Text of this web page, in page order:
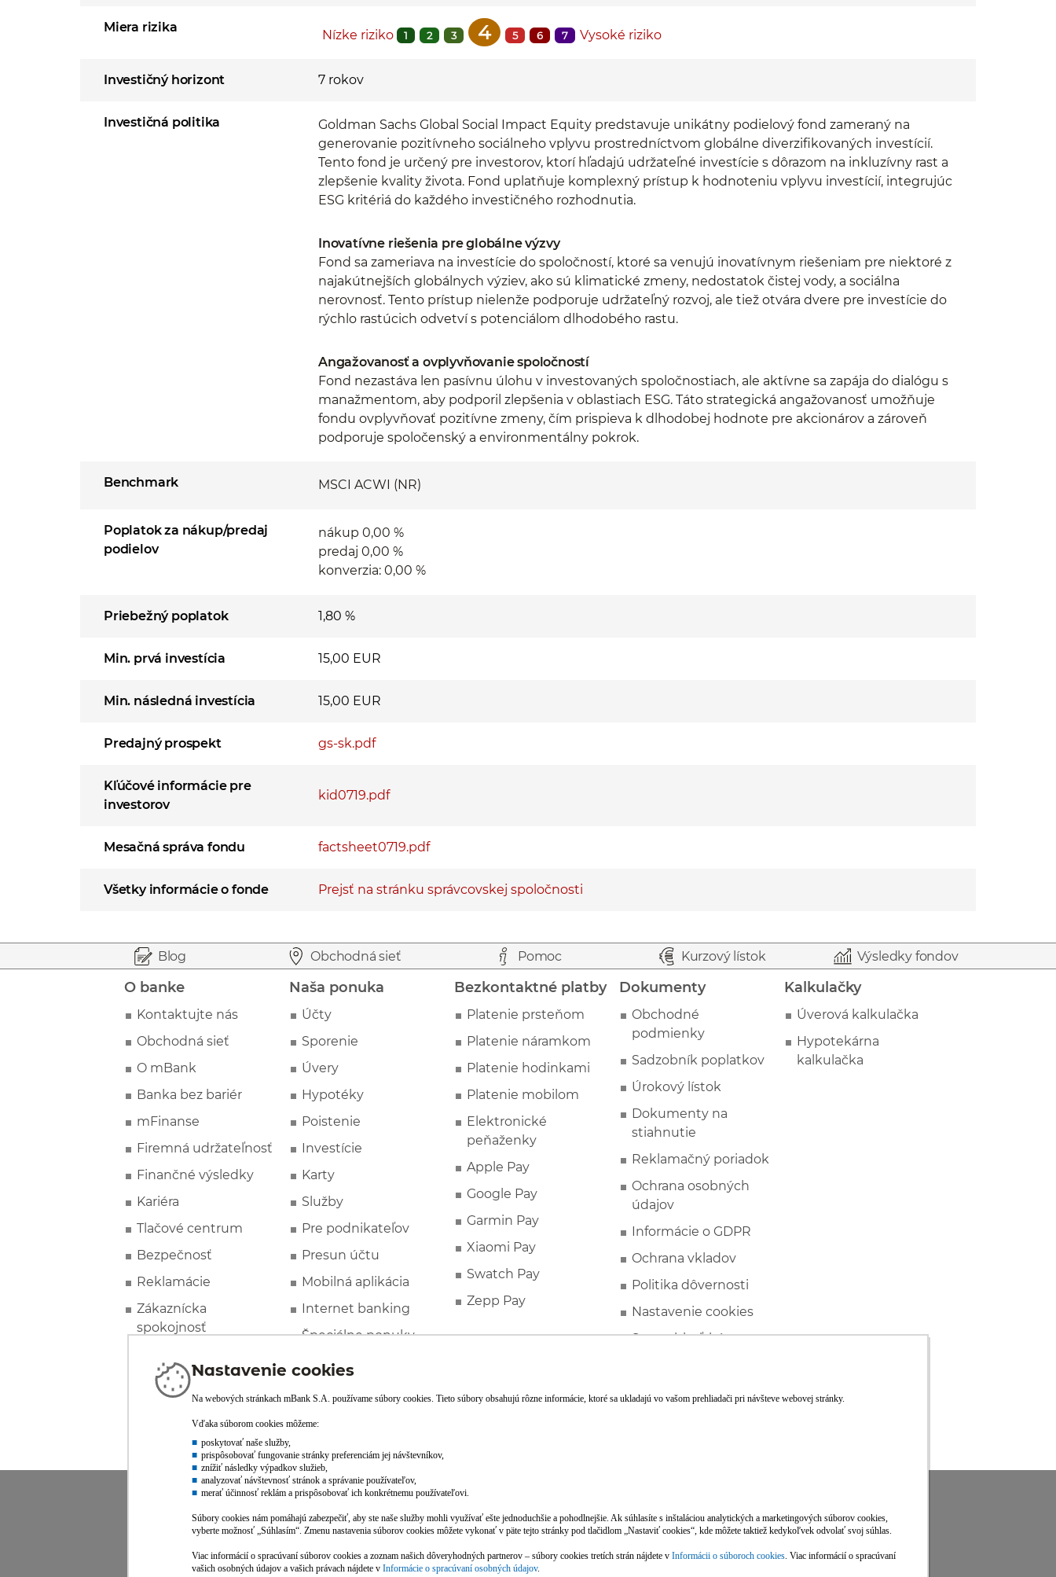
Miera rizika
Nízke riziko 1 2 3 4 5 6 7 Vysoké riziko
Investičný horizont 7 rokov
Investičná politika
Goldman Sachs Global Social Impact Equity predstavuje unikátny podielový fond zameraný na
generovanie pozitívneho sociálneho vplyvu prostredníctvom globálne diverzifikovaných investícií.
Tento fond je určený pre investorov, ktorí hľadajú udržateľné investície s dôrazom na inkluzívny rast a
zlepšenie kvality života. Fond uplatňuje komplexný prístup k hodnoteniu vplyvu investícií, integrujúc
ESG kritériá do každého investičného rozhodnutia.
Inovatívne riešenia pre globálne výzvy
Fond sa zameriava na investície do spoločností, ktoré sa venujú inovatívnym riešeniam pre niektoré z
najakútnejších globálnych výziev, ako sú klimatické zmeny, nedostatok čistej vody, a sociálna
nerovnosť. Tento prístup nielenže podporuje udržateľný rozvoj, ale tiež otvára dvere pre investície do
rýchlo rastúcich odvetví s potenciálom dlhodobého rastu.
Angažovanosť a ovplyvňovanie spoločností
Fond nezastáva len pasívnu úlohu v investovaných spoločnostiach, ale aktívne sa zapája do dialógu s
manažmentom, aby podporil zlepšenia v oblastiach ESG. Táto strategická angažovanosť umožňuje
fondu ovplyvňovať pozitívne zmeny, čím prispieva k dlhodobej hodnote pre akcionárov a zároveň
podporuje spoločenský a environmentálny pokrok.
Benchmark MSCI ACWI (NR)
Poplatok za nákup/predaj
podielov
nákup 0,00 %
predaj 0,00 %
konverzia: 0,00 %
Priebežný poplatok 1,80 %
Min. prvá investícia 15,00 EUR
Min. následná investícia 15,00 EUR
Predajný prospekt gs-sk.pdf
Kľúčové informácie pre
investorov
kid0719.pdf
Mesačná správa fondu factsheet0719.pdf
Všetky informácie o fonde Prejsť na stránku správcovskej spoločnosti
Prejsť na začiatok stránky
Preskočiť na začiatok obsahu
Blog Obchodná sieť Pomoc Kurzový lístok Výsledky fondov
O banke
Kontaktujte nás
Obchodná sieť
O mBank
Banka bez bariér
mFinanse
Firemná udržateľnosť
Finančné výsledky
Kariéra
Tlačové centrum
Bezpečnosť
Reklamácie
Zákaznícka
spokojnosť
Naša ponuka
Účty
Sporenie
Úvery
Hypotéky
Poistenie
Investície
Karty
Služby
Pre podnikateľov
Presun účtu
Mobilná aplikácia
Internet banking
Špeciálne ponuky
Bezkontaktné platby
Platenie prsteňom
Platenie náramkom
Platenie hodinkami
Platenie mobilom
Elektronické
peňaženky
Apple Pay
Google Pay
Garmin Pay
Xiaomi Pay
Swatch Pay
Zepp Pay
Dokumenty
Obchodné
podmienky
Sadzobník poplatkov
Úrokový lístok
Dokumenty na
stiahnutie
Reklamačný poriadok
Ochrana osobných
údajov
Informácie o GDPR
Ochrana vkladov
Politika dôvernosti
Nastavenie cookies
Spotrebiteľské
Kalkulačky
Úverová kalkulačka
Hypotekárna
kalkulačka
Viac informácií